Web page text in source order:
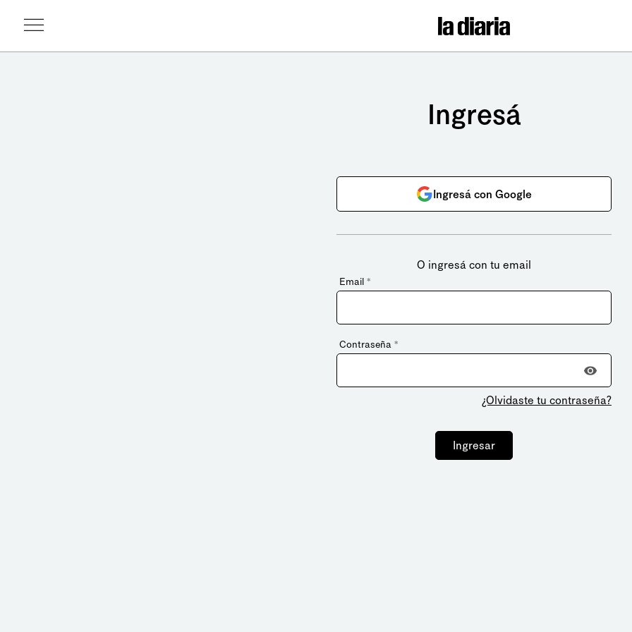
Ingresá
Ingresá con Google
O ingresá con tu email
Email *
Contraseña *
¿Olvidaste tu contraseña?
Ingresar